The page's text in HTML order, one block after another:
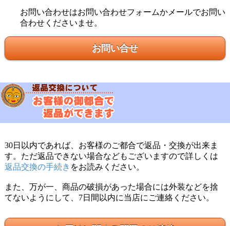
お問い合わせはお問い合わせフォームかメールでお問い
合わせくださいませ。
お問い合せ
30日以内であれば、お客様のご都合で返品・交換が出来ま
す。ただ返品できない場合などもございますので詳しくは
返品交換の手続き をお読みください。
また、万が一、商品の破損があった場合には外装などを捨
てないようにして、7日間以内に当店にご連絡ください。